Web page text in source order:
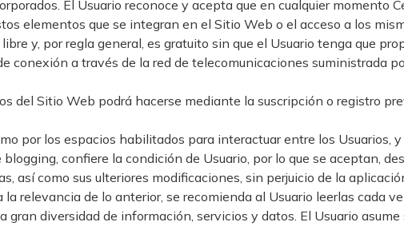
El Usuario reconoce y acepta que en cualquier momento
elementos que se integran en el Sitio Web o el acceso a los
y, por regla general, es gratuito sin que el Usuario tenga que
conexión a través de la red de telecomunicaciones suministrada
del Sitio Web podrá hacerse mediante la suscripción o registro
por los espacios habilitados para interactuar entre los Usuarios,
confiere la condición de Usuario, por lo que se aceptan,
así como sus ulteriores modificaciones, sin perjuicio de la
relevancia de lo anterior, se recomienda al Usuario leerlas cada
diversidad de información, servicios y datos. El Usuario